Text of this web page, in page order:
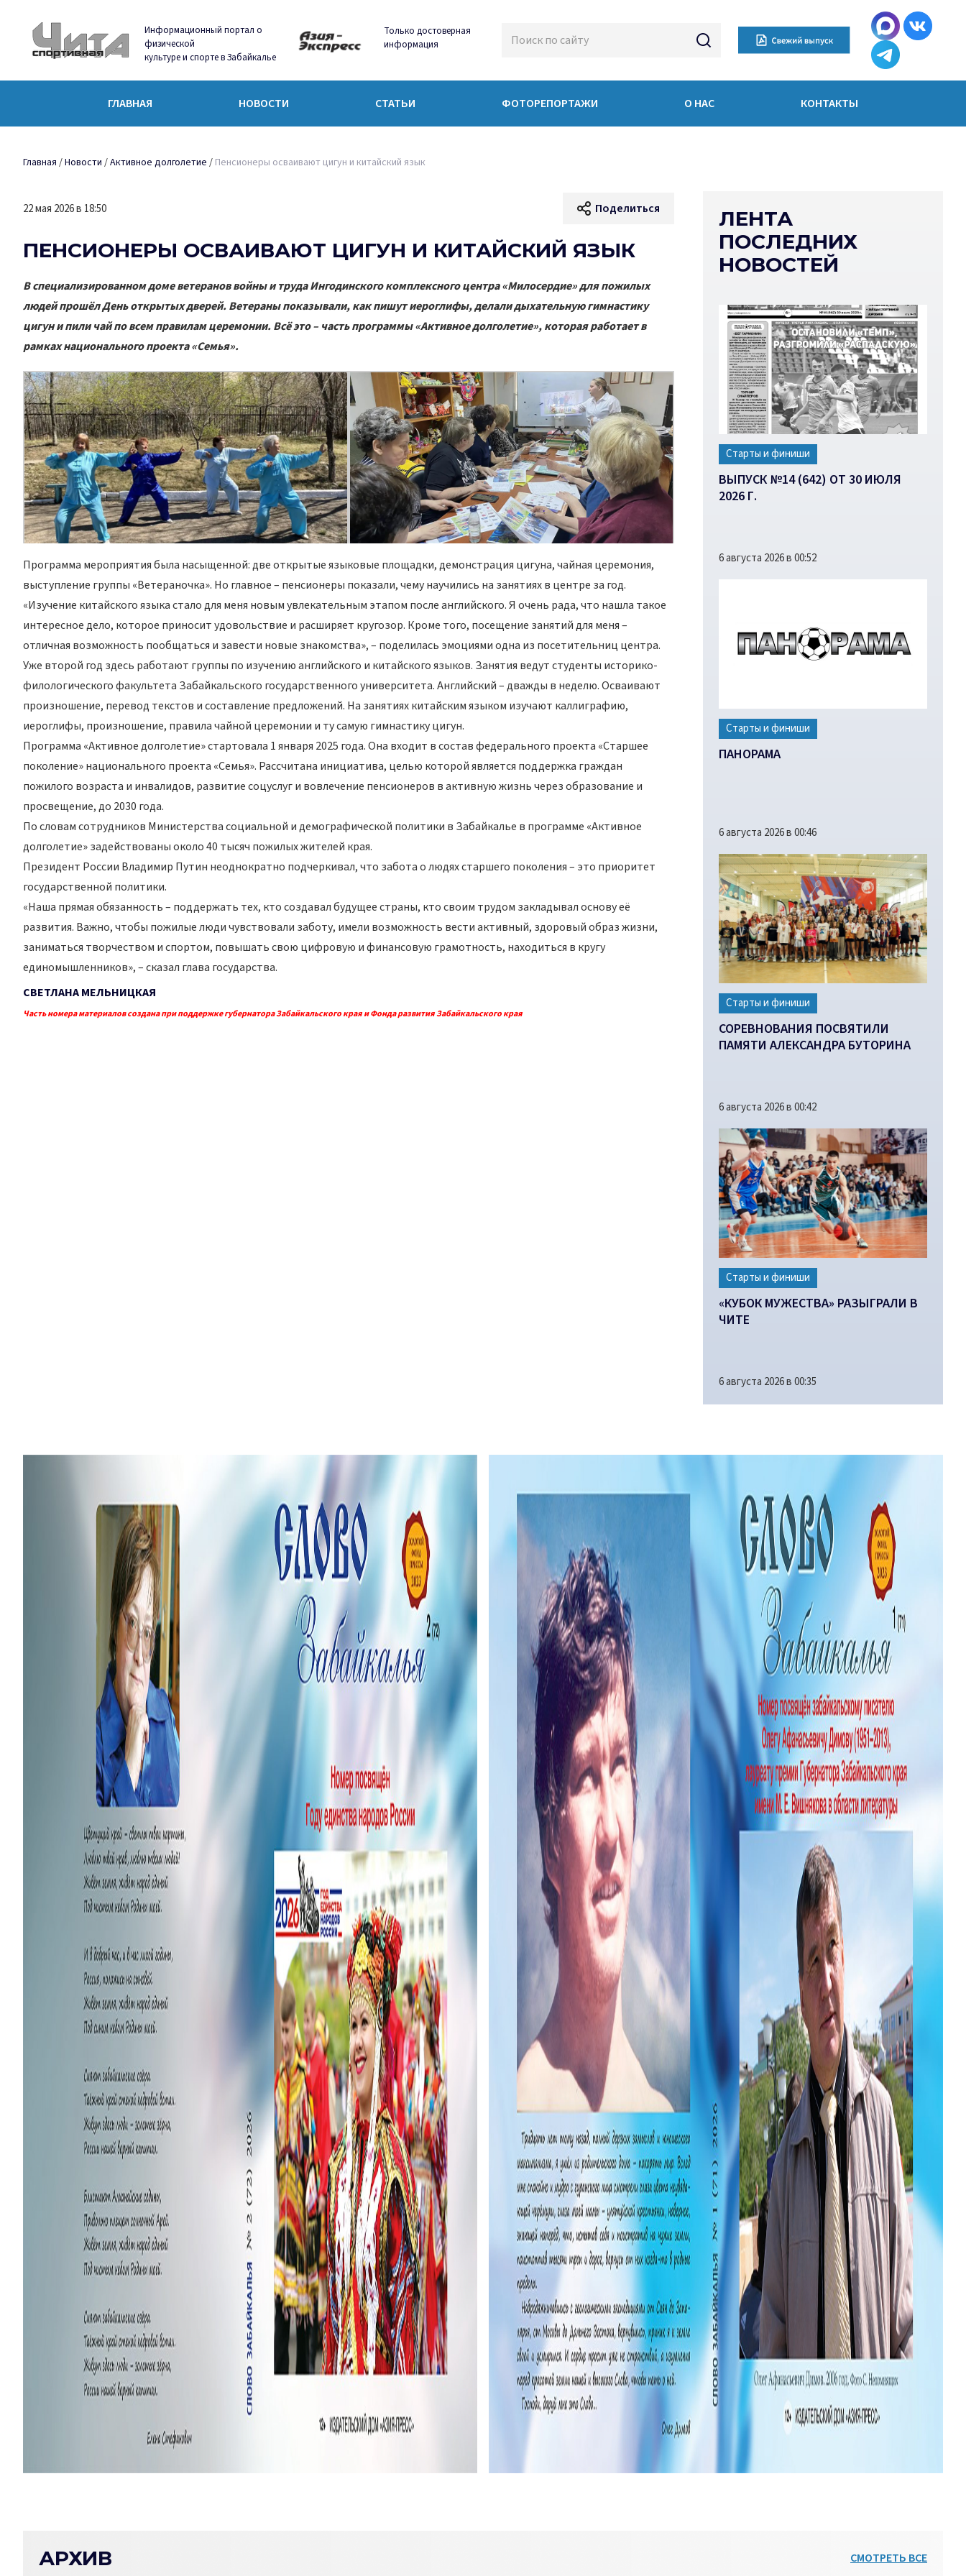
Информационный портал о
физической
культуре и спорте в Забайкалье
Только достоверная
информация
ГЛАВНАЯ НОВОСТИ СТАТЬИ ФОТОРЕПОРТАЖИ О НАС КОНТАКТЫ
Главная /Новости /Активное долголетие / Пенсионеры осваивают цигун и китайский язык
22 мая 2026 в 18:50 Поделиться
ПЕНСИОНЕРЫ ОСВАИВАЮТ ЦИГУН И КИТАЙСКИЙ ЯЗЫК
В специализированном доме ветеранов войны и труда Ингодинского комплексного центра «Милосердие» для пожилых
людей прошёл День открытых дверей. Ветераны показывали, как пишут иероглифы, делали дыхательную гимнастику
цигун и пили чай по всем правилам церемонии. Всё это – часть программы «Активное долголетие», которая работает в
рамках национального проекта «Семья».
Программа мероприятия была насыщенной: две открытые языковые площадки, демонстрация цигуна, чайная церемония,
выступление группы «Ветераночка». Но главное – пенсионеры показали, чему научились на занятиях в центре за год.
«Изучение китайского языка стало для меня новым увлекательным этапом после английского. Я очень рада, что нашла такое
интересное дело, которое приносит удовольствие и расширяет кругозор. Кроме того, посещение занятий для меня –
отличная возможность пообщаться и завести новые знакомства», – поделилась эмоциями одна из посетительниц центра.
Уже второй год здесь работают группы по изучению английского и китайского языков. Занятия ведут студенты историко-
филологического факультета Забайкальского государственного университета. Английский – дважды в неделю. Осваивают
произношение, перевод текстов и составление предложений. На занятиях китайским языком изучают каллиграфию,
иероглифы, произношение, правила чайной церемонии и ту самую гимнастику цигун.
Программа «Активное долголетие» стартовала 1 января 2025 года. Она входит в состав федерального проекта «Старшее
поколение» национального проекта «Семья». Рассчитана инициатива, целью которой является поддержка граждан
пожилого возраста и инвалидов, развитие соцуслуг и вовлечение пенсионеров в активную жизнь через образование и
просвещение, до 2030 года.
По словам сотрудников Министерства социальной и демографической политики в Забайкалье в программе «Активное
долголетие» задействованы около 40 тысяч пожилых жителей края.
Президент России Владимир Путин неоднократно подчеркивал, что забота о людях старшего поколения – это приоритет
государственной политики.
«Наша прямая обязанность – поддержать тех, кто создавал будущее страны, кто своим трудом закладывал основу её
развития. Важно, чтобы пожилые люди чувствовали заботу, имели возможность вести активный, здоровый образ жизни,
заниматься творчеством и спортом, повышать свою цифровую и финансовую грамотность, находиться в кругу
единомышленников», – сказал глава государства.
СВЕТЛАНА МЕЛЬНИЦКАЯ
Часть номера материалов создана при поддержке губернатора Забайкальского края и Фонда развития Забайкальского края
ЛЕНТА
ПОСЛЕДНИХ
НОВОСТЕЙ
Старты и финиши
ВЫПУСК №14 (642) ОТ 30 ИЮЛЯ
2026 Г.
6 августа 2026 в 00:52
Старты и финиши
ПАНОРАМА
6 августа 2026 в 00:46
Старты и финиши
СОРЕВНОВАНИЯ ПОСВЯТИЛИ
ПАМЯТИ АЛЕКСАНДРА БУТОРИНА
6 августа 2026 в 00:42
Старты и финиши
«КУБОК МУЖЕСТВА» РАЗЫГРАЛИ В
ЧИТЕ
6 августа 2026 в 00:35
АРХИВ СМОТРЕТЬ ВСЕ